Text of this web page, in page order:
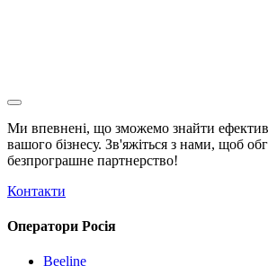
Ми впевнені, що зможемо знайти
вашого бізнесу. Зв'яжіться з нами, щоб
безпрограшне партнерство!
Контакти
Оператори Росія
Beeline